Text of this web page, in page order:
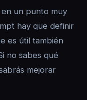
un punto muy
hay que definir
es útil también
no sabes qué
mejorar